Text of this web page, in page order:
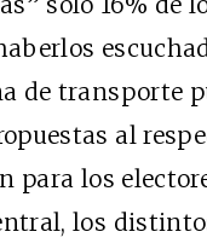
de transporte
al
para los
los